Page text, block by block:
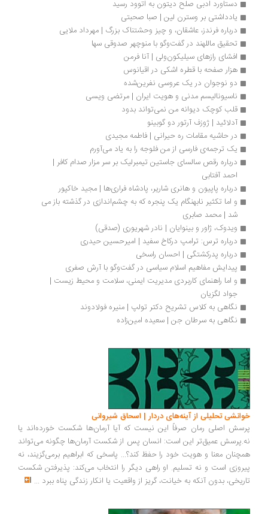
دستاورد ادبی صلح دیتون به اتوود رسید
یادداشتی بر وسترن لین | صبا صحبتی
درباره فرندز، عاشقان، و چیز وحشتناک بزرگ | مهرداد ملایی
تحقیق ماللهند در گفت‌وگو با منوچهر صدوقی سها
افشای رازهای سیلیکون‌ولی | آنا فرمن
هزار صفحه با قطره اشکی در اقیانوس
دو نوجوان در یک عروسی نفرین‌شده
ناسیونالیسم مدنی و هویت ایران | مرتضی ویسی
قلب کوچک دیوانه من نمی‌تواند بدود
آدلائید | ژوزف آرتور دو گوبینو
در حاشیه مقامات ره حیرانی | فاطمه مجیدی
یک ترجمه‌ی فارسی از من فلوجه را به یاد می‌آورم
درباره رقص سالسای جاستین تیمبرلیک بر سر مزار صدام کافر |
احمد آفتابی
درباره پاپیون و هانری شاریر، پادشاه فراری‌ها | مجید خاکپور
و اما تکثیر نابهنگام یک پنجره که به چشم‌اندازی در گذشته باز می
شد | محمد صابری
ویدوک، ژاور و بینوایان | نادر شهریوری (صدقی)
درباره ترس: ترامپ درکاخ سفید | امیرحسین حیدری
درباره پدرکشتگی | احسان راسخی
پیدایش مفاهیم اسلام سیاسی در گفت‌وگو با آرش صفری
و اما راهنمای کاربردی مدیریت ایمنی، سلامت و محیط زیست |
جواد لگزیان
نگاهی به کلاس تشریح دکتر تولپ | منیره فولادوند
نگاهی به سرطان جن | سعیده امین‌زاده
تحلیلی از آینه‌های دردار | اسحاق شیروانی
اصلی رمان صرفاً این نیست که آیا آرمان‌ها شکست خورده‌اند یا
عمیق‌تر این است: انسان پس از شکست آرمان‌ها چگونه می‌تواند
معنا و هویت خود را حفظ کند؟... پاسخی که ابراهیم برمی‌گزیند، نه
است و نه تسلیم. او راهی دیگر را انتخاب می‌کند: پذیرفتن شکست
بدون آنکه به خیانت، گریز از واقعیت یا انکار زندگی پناه ببرد...